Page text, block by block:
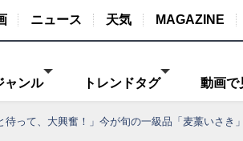
ニュース 天気 MAGAZINE
ャンル トレンドタグ 動画で
待って、大興奮！」今が旬の一級品「麦藁いさき